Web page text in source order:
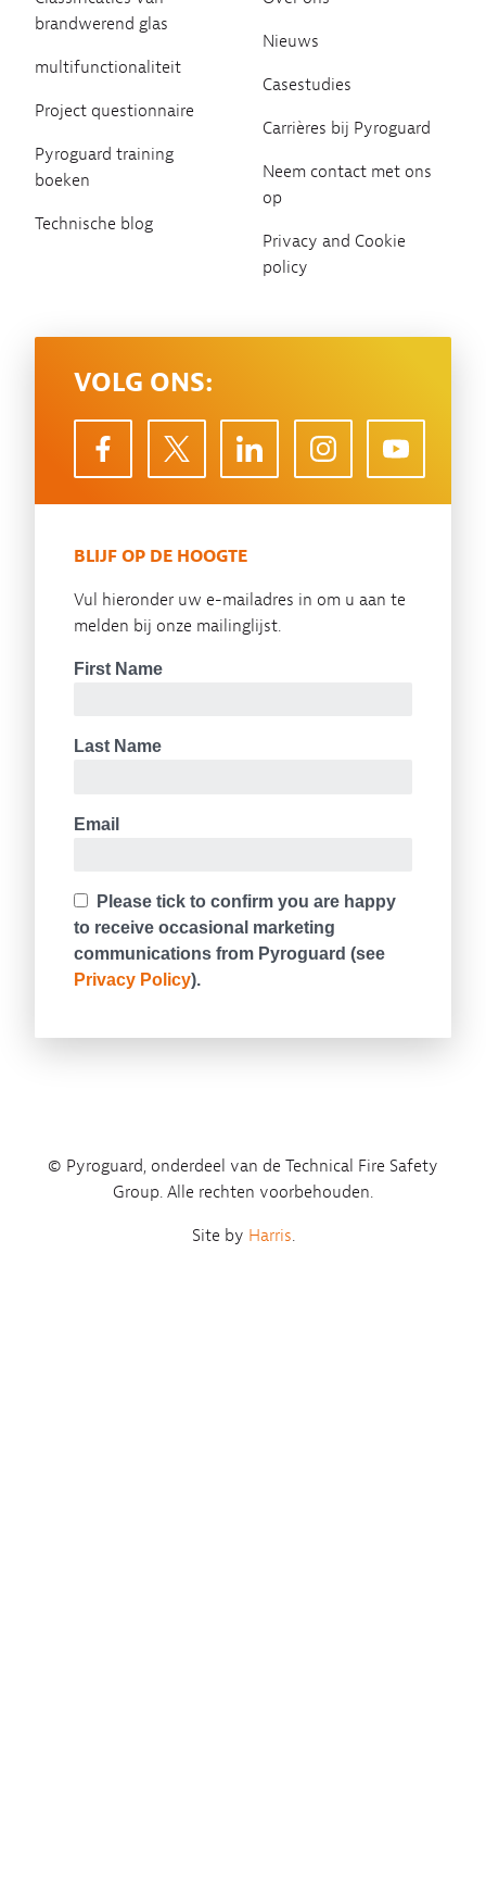
brandwerend glas
multifunctionaliteit
Project questionnaire
Pyroguard training
boeken
Technische blog
Nieuws
Casestudies
Carrières bij Pyroguard
Neem contact met ons
op
Privacy and Cookie
policy
VOLG ONS:
BLIJF OP DE HOOGTE
Vul hieronder uw e-mailadres in om u aan te
melden bij onze mailinglijst.
© Pyroguard, onderdeel van de Technical Fire Safety
Group. Alle rechten voorbehouden.
Site by Harris.